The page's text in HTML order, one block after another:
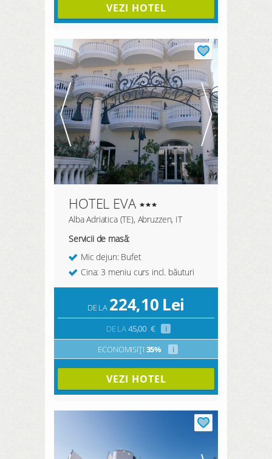
VEZI HOTEL
HOTEL EVA
Alba Adriatica (TE), Abruzzen, IT
Servicii de masă:
Mic dejun: Bufet
Cina: 3 meniu curs incl. băuturi
DE LA 224,10 Lei
DE LA45,00 €
i
ECONOMISIȚI 35% i
VEZI HOTEL